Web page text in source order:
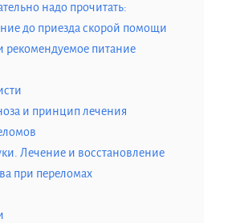
надо прочитать:
до приезда скорой помощи
рекомендуемое питание
и принцип лечения
Лечение и восстановление
при переломах